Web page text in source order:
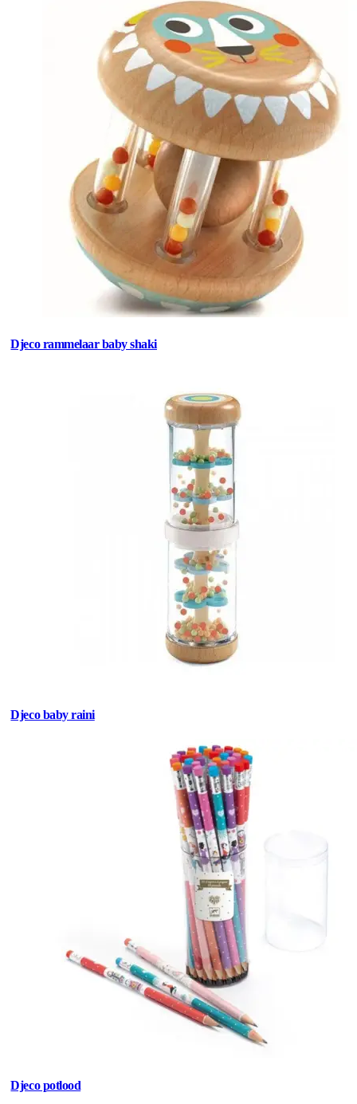
Djeco rammelaar baby shaki
Djeco baby raini
Djeco potlood